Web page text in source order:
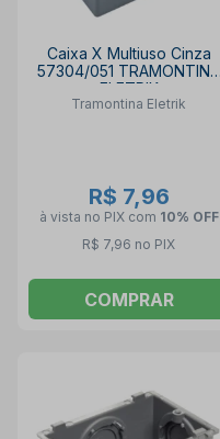
Caixa X Multiuso Cinza
57304/051 TRAMONTINA
ELETRIK
Tramontina Eletrik
R$ 7,96
à vista no PIX com 10% OFF
R$ 7,96 no PIX
COMPRAR